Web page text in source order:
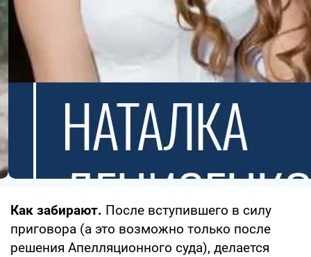
Как забирают. После вступившего в силу
приговора (а это возможно только после
решения Апелляционного суда), делается